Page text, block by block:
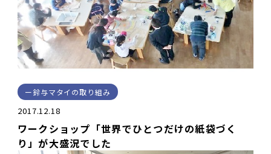
鈴与マタイの取り組み
2017.12.18
ワークショップ「世界でひとつだけの紙袋づく
り」が大盛況でした